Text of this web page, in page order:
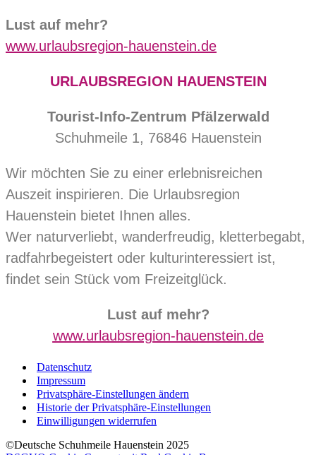
Lust auf mehr?
www.urlaubsregion-hauenstein.de
URLAUBSREGION HAUENSTEIN
Tourist-Info-Zentrum Pfälzerwald
Schuhmeile 1, 76846 Hauenstein
Wir möchten Sie zu einer erlebnisreichen
Auszeit inspirieren. Die Urlaubsregion
Hauenstein bietet Ihnen alles.
Wer naturverliebt, wanderfreudig, kletterbegabt,
radfahrbegeistert oder kulturinteressiert ist,
findet sein Stück vom Freizeitglück.
Lust auf mehr?
www.urlaubsregion-hauenstein.de
Datenschutz
Impressum
Privatsphäre-Einstellungen ändern
Historie der Privatsphäre-Einstellungen
Einwilligungen widerrufen
©Deutsche Schuhmeile Hauenstein 2025